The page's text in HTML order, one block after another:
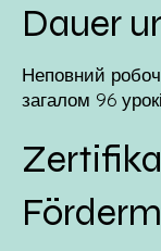
Dauer
Неповний
загалом 96